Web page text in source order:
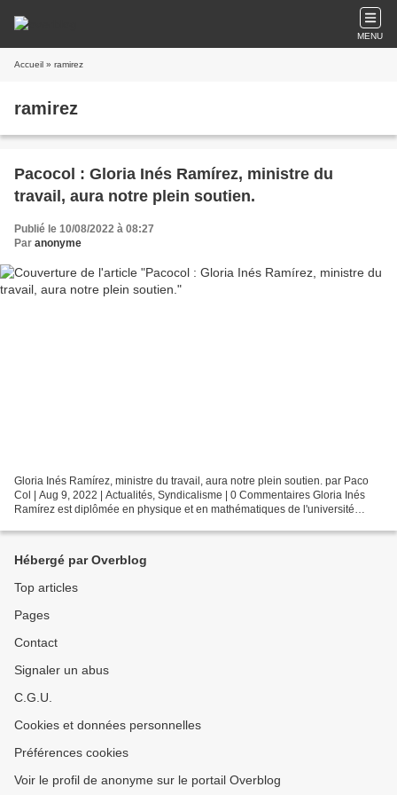
MENU
Accueil » ramirez
ramirez
Pacocol : Gloria Inés Ramírez, ministre du
travail, aura notre plein soutien.
Publié le 10/08/2022 à 08:27
Par anonyme
Gloria Inés Ramírez, ministre du travail, aura notre plein soutien. par Paco
Col | Aug 9, 2022 | Actualités, Syndicalisme | 0 Commentaires Gloria Inés
Ramírez est diplômée en physique et en mathématiques de l'université
Hébergé par Overblog
Top articles
Pages
Contact
Signaler un abus
C.G.U.
Cookies et données personnelles
Préférences cookies
Voir le profil de anonyme sur le portail Overblog